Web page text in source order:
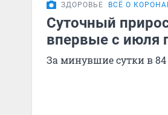
ЗДОРОВЬЕ ВСЁ О
Суточный
впервые с июля
За минувшие сутки в